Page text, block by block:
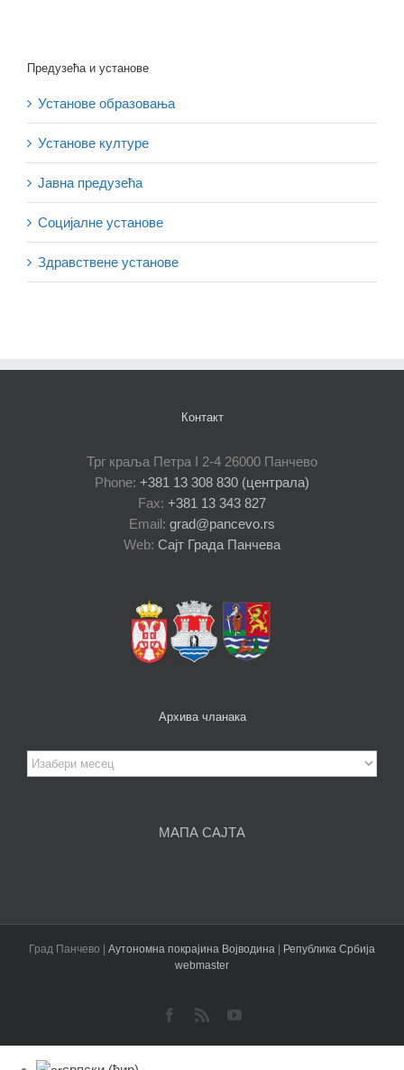
Предузећа и установе
Установе образовања
Установе културе
Јавна предузећа
Социјалне установе
Здравствене установе
Контакт
Трг краља Петра I 2-4 26000 Панчево
Phone: +381 13 308 830 (централа)
Fax: +381 13 343 827
Email: grad@pancevo.rs
Web: Сајт Града Панчева
Архива чланака
Архива
чланака
МАПА САЈТА
Град Панчево | Аутономна покрајина Војводина | Република Србија
webmaster
Facebook
Rss YouTube